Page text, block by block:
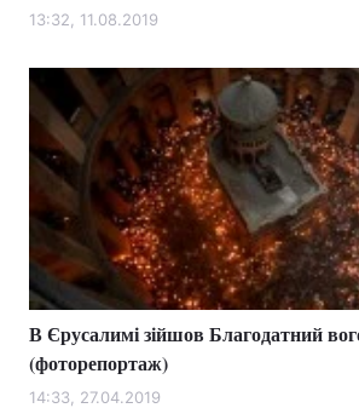
13:32, 11.08.2019
В Єрусалимі зійшов Благодатний
(фоторепортаж)
14:33, 27.04.2019